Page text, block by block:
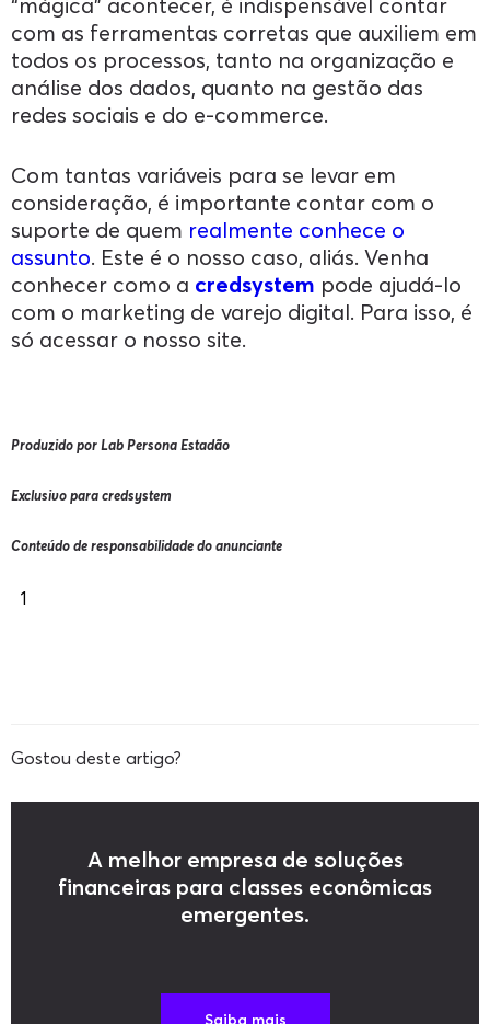
com as ferramentas corretas que auxiliem em
todos os processos, tanto na organização e
análise dos dados, quanto na gestão das
redes sociais e do e-commerce.
Com tantas variáveis para se levar em
consideração, é importante contar com o
suporte de quem realmente conhece o
assunto. Este é o nosso caso, aliás. Venha
conhecer como a credsystem pode ajudá-lo
com o marketing de varejo digital. Para isso, é
só acessar o nosso site.
Produzido por Lab Persona Estadão
Exclusivo para credsystem
Conteúdo de responsabilidade do anunciante
1
Gostou deste artigo?
A melhor empresa de soluções
financeiras para classes econômicas
emergentes.
Saiba mais